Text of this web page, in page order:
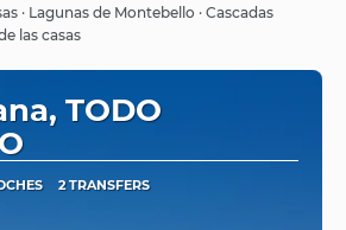
· Lagunas de Montebello · Cascadas
las casas
TODO
2 TRANSFERS